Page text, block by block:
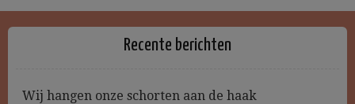
Recente berichten
Wij hangen onze schorten aan de haak